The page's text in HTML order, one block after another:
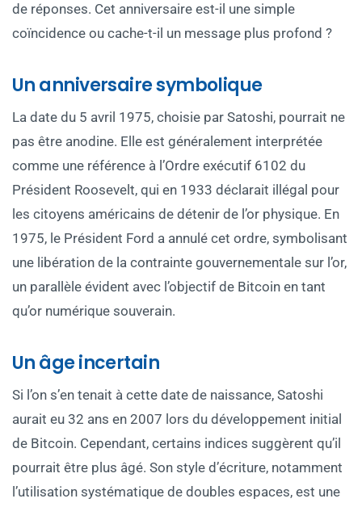
de réponses. Cet anniversaire est-il une simple
coïncidence ou cache-t-il un message plus profond ?
Un anniversaire symbolique
La date du 5 avril 1975, choisie par Satoshi, pourrait ne
pas être anodine. Elle est généralement interprétée
comme une référence à l’Ordre exécutif 6102 du
Président Roosevelt, qui en 1933 déclarait illégal pour
les citoyens américains de détenir de l’or physique. En
1975, le Président Ford a annulé cet ordre, symbolisant
une libération de la contrainte gouvernementale sur l’or,
un parallèle évident avec l’objectif de Bitcoin en tant
qu’or numérique souverain.
Un âge incertain
Si l’on s’en tenait à cette date de naissance, Satoshi
aurait eu 32 ans en 2007 lors du développement initial
de Bitcoin. Cependant, certains indices suggèrent qu’il
pourrait être plus âgé. Son style d’écriture, notamment
l’utilisation systématique de doubles espaces, est une